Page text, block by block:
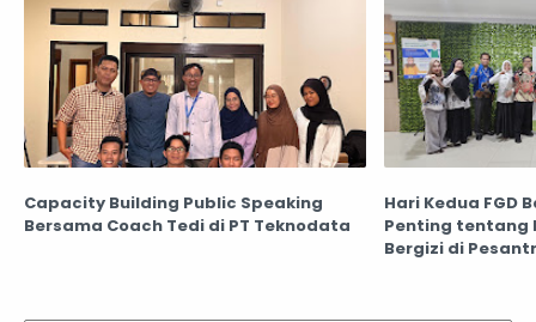
Capacity Building Public Speaking
Bersama Coach Tedi di PT Teknodata
Hari Kedua FGD
Penting tentang
Bergizi di